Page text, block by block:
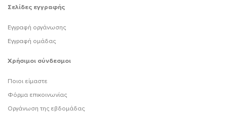
Σελίδες εγγραφής
Εγγραφή οργάνωσης
Εγγραφή ομάδας
Χρήσιμοι σύνδεσμοι
Ποιοι είμαστε
Φόρμα επικοινωνίας
Οργάνωση της εβδομάδας